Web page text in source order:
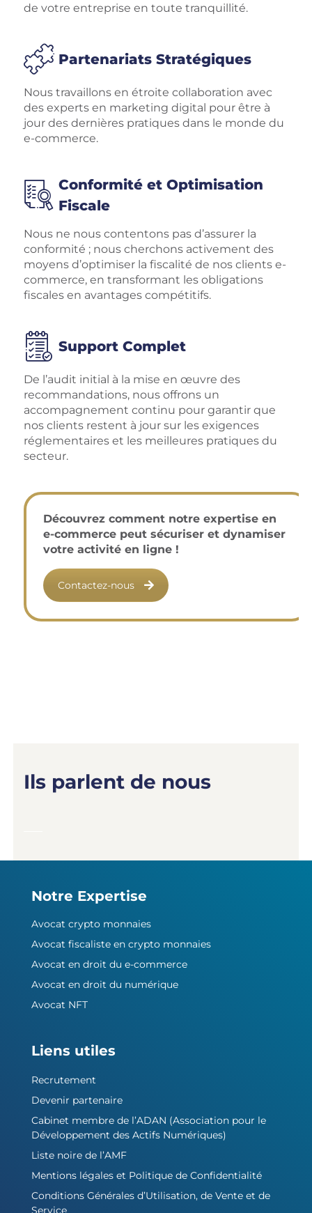
de votre entreprise en toute tranquillité.
Partenariats Stratégiques
Nous travaillons en étroite collaboration avec
des experts en marketing digital pour être à
jour des dernières pratiques dans le monde du
e-commerce.
Conformité et Optimisation
Fiscale
Nous ne nous contentons pas d’assurer la
conformité ; nous cherchons activement des
moyens d’optimiser la fiscalité de nos clients e-
commerce, en transformant les obligations
fiscales en avantages compétitifs.
Support Complet
De l’audit initial à la mise en œuvre des
recommandations, nous offrons un
accompagnement continu pour garantir que
nos clients restent à jour sur les exigences
réglementaires et les meilleures pratiques du
secteur.
Découvrez comment notre expertise en
e-commerce peut sécuriser et dynamiser
votre activité en ligne !
Contactez-nous
Ils parlent de nous
Notre Expertise
Avocat crypto monnaies
Avocat fiscaliste en crypto monnaies
Avocat en droit du e-commerce
Avocat en droit du numérique
Avocat NFT
Liens utiles
Recrutement
Devenir partenaire
Cabinet membre de l’ADAN (Association pour le
Développement des Actifs Numériques)
Liste noire de l’AMF
Mentions légales et Politique de Confidentialité
Conditions Générales d’Utilisation, de Vente et de
Service